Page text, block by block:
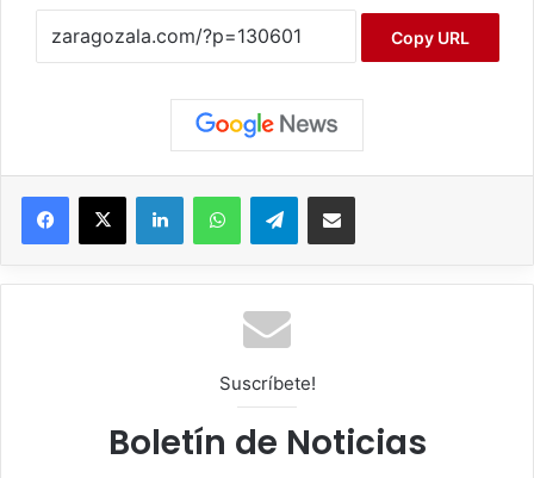
Copy URL
Telegram
Suscríbete!
Boletín de Noticias